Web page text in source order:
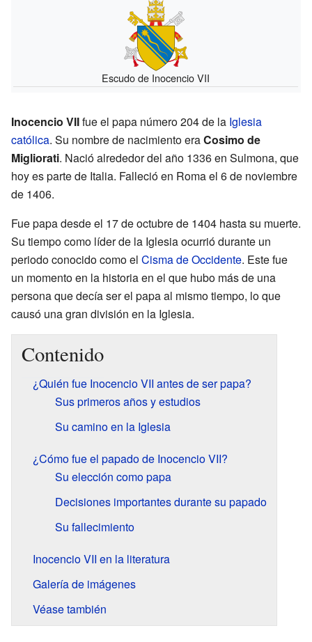
Escudo de Inocencio VII
Inocencio VIIfue el papa número 204 de la Iglesia
católica. Su nombre de nacimiento eraCosimo de
Migliorati. Nació alrededor del año 1336 en Sulmona, que
hoy es parte de Italia. Falleció en Roma el 6 de noviembre
de 1406.
Fue papa desde el 17 de octubre de 1404 hasta su muerte.
Su tiempo como líder de la Iglesia ocurrió durante un
periodo conocido como el Cisma de Occidente. Este fue
un momento en la historia en el que hubo más de una
persona que decía ser el papa al mismo tiempo, lo que
causó una gran división en la Iglesia.
Contenido
¿Quién fue Inocencio VII antes de ser papa?
Sus primeros años y estudios
Su camino en la Iglesia
¿Cómo fue el papado de Inocencio VII?
Su elección como papa
Decisiones importantes durante su papado
Su fallecimiento
Inocencio VII en la literatura
Galería de imágenes
Véase también